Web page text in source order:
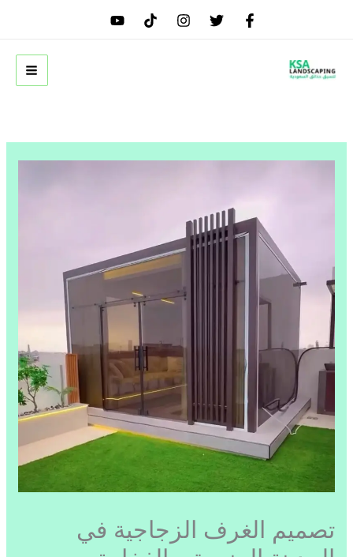
تصميم الغرف الزجاجية في